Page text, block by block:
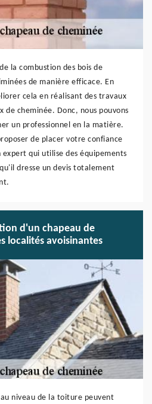
la combustion des bois de
de manière efficace. En
cela en réalisant des travaux
de cheminée. Donc, nous pouvons
un professionnel en la matière.
de placer votre confiance
expert qui utilise des équipements
dresse un devis totalement
d'un chapeau de
localités avoisinantes
niveau de la toiture peuvent